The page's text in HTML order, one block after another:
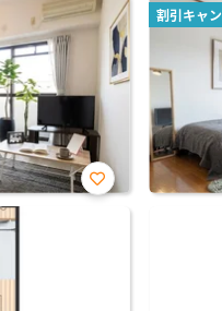
お気
割引キャ